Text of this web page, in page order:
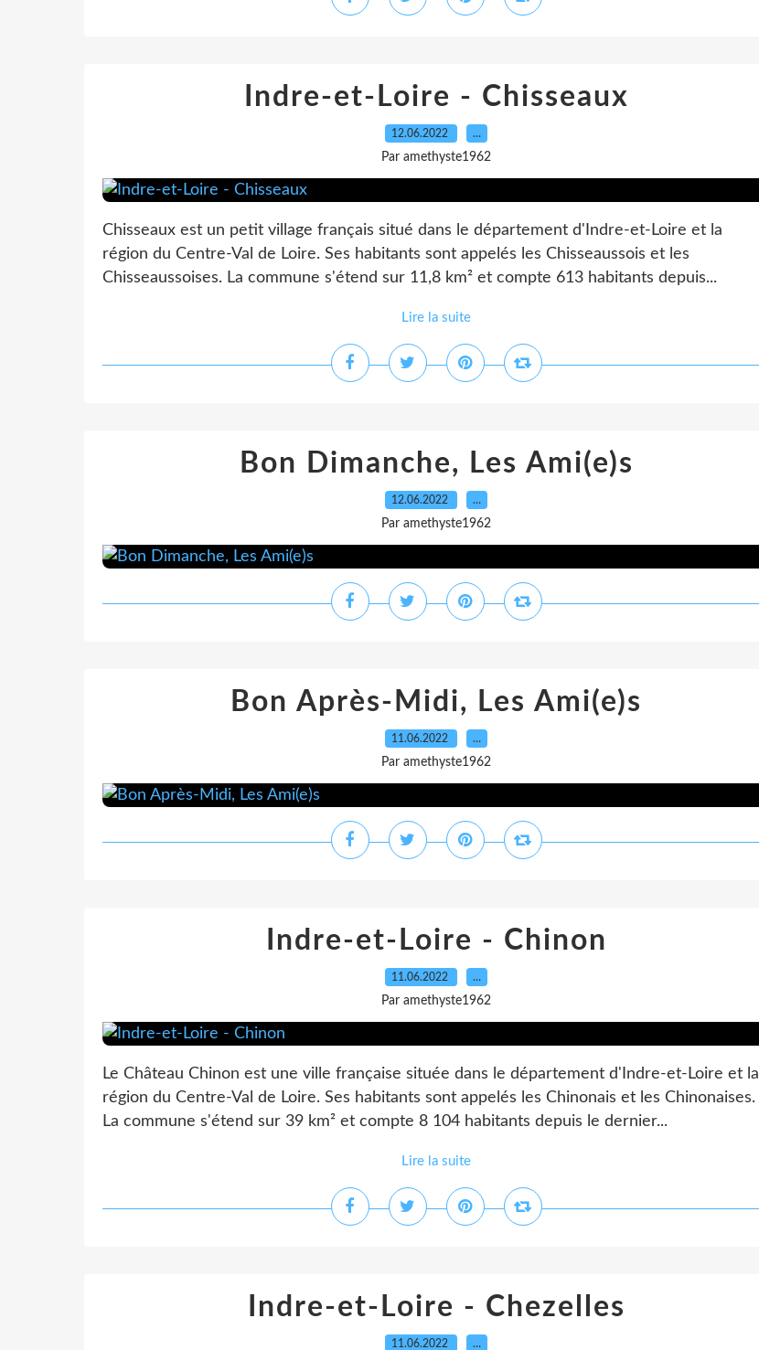
Indre-et-Loire - Chisseaux
12.06.2022 …
Par amethyste1962
Chisseaux est un petit village français situé dans le département d'Indre-et-Loire et la
région du Centre-Val de Loire. Ses habitants sont appelés les Chisseaussois et les
Chisseaussoises. La commune s'étend sur 11,8 km² et compte 613 habitants depuis...
Lire la suite
Bon Dimanche, Les Ami(e)s
12.06.2022 …
Par amethyste1962
Bon Après-Midi, Les Ami(e)s
11.06.2022 …
Par amethyste1962
Indre-et-Loire - Chinon
11.06.2022 …
Par amethyste1962
Le Château Chinon est une ville française située dans le département d'Indre-et-Loire et la
région du Centre-Val de Loire. Ses habitants sont appelés les Chinonais et les Chinonaises.
La commune s'étend sur 39 km² et compte 8 104 habitants depuis le dernier...
Lire la suite
Indre-et-Loire - Chezelles
11.06.2022 …